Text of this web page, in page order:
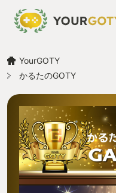
YourGOTY
かるたのGOTY